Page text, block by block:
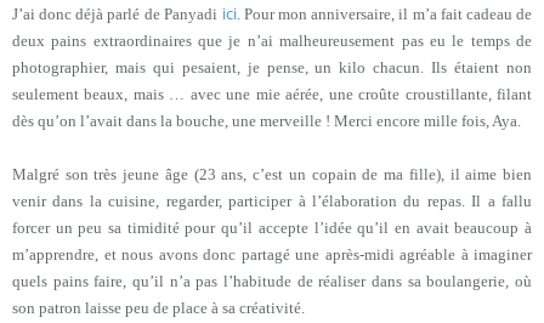
J’ai donc déjà parlé de Panyadi ici. Pour mon anniversaire, il m’a fait cadeau de
deux pains extraordinaires que je n’ai malheureusement pas eu le temps de
photographier, mais qui pesaient, je pense, un kilo chacun. Ils étaient non
seulement beaux, mais … avec une mie aérée, une croûte croustillante, filant
dès qu’on l’avait dans la bouche, une merveille ! Merci encore mille fois, Aya.
Malgré son très jeune âge (23 ans, c’est un copain de ma fille), il aime bien
venir dans la cuisine, regarder, participer à l’élaboration du repas. Il a fallu
forcer un peu sa timidité pour qu’il accepte l’idée qu’il en avait beaucoup à
m’apprendre, et nous avons donc partagé une après-midi agréable à imaginer
quels pains faire, qu’il n’a pas l’habitude de réaliser dans sa boulangerie, où
son patron laisse peu de place à sa créativité.